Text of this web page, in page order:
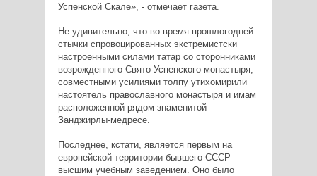
Успенской Скале», - отмечает газета.
Не удивительно, что во время прошлогодней
стычки спровоцированных экстремистски
настроенными силами татар со сторонниками
возрожденного Свято-Успенского монастыря,
совместными усилиями толпу утихомирили
настоятель православного монастыря и имам
расположенной рядом знаменитой
Занджирлы-медресе.
Последнее, кстати, является первым на
европейской территории бывшего СССР
высшим учебным заведением. Оно было